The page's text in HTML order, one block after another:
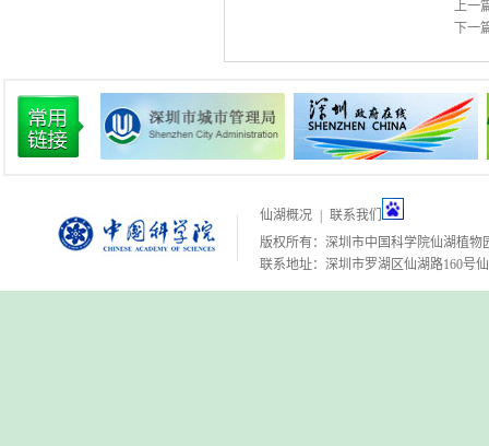
上一
下
仙湖概况
联系我们
版权所有：深圳市中国科学院仙湖植物
联系地址：深圳市罗湖区仙湖路160号仙